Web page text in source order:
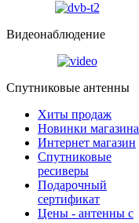
Видеонаблюдение
Спутниковые антенны
Хиты продаж
Новинки магазина
Интернет магазин
Спутниковые
ресиверы
Подарочный
сертификат
Цены - антенны с